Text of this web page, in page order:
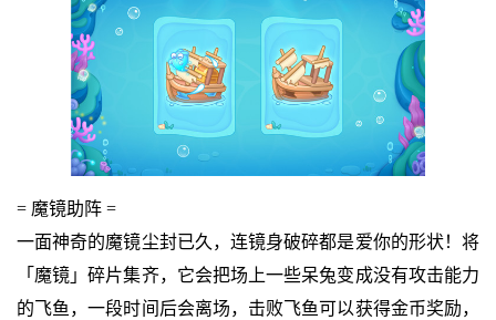
= 魔镜助阵 =
一面神奇的魔镜尘封已久，连镜身破碎都是爱你的形状！将
「魔镜」碎片集齐，它会把场上一些呆兔变成没有攻击能力
的飞鱼，一段时间后会离场，击败飞鱼可以获得金币奖励，